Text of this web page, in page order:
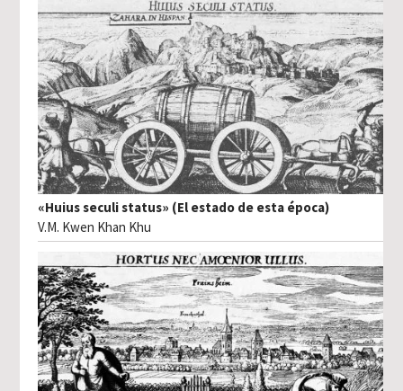
«Huius seculi status» (El estado de esta época)
V.M. Kwen Khan Khu